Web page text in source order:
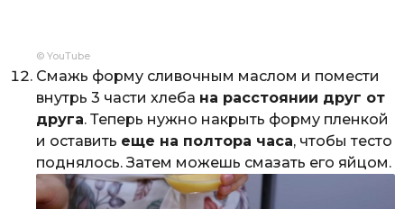
© YouTube
Смажь форму сливочным маслом и помести
внутрь 3 части хлеба на расстоянии друг от
друга. Теперь нужно накрыть форму пленкой
и оставить еще на полтора часа, чтобы тесто
поднялось. Затем можешь смазать его яйцом.